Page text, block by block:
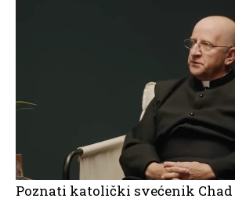
Poznati katolički svećenik Chad